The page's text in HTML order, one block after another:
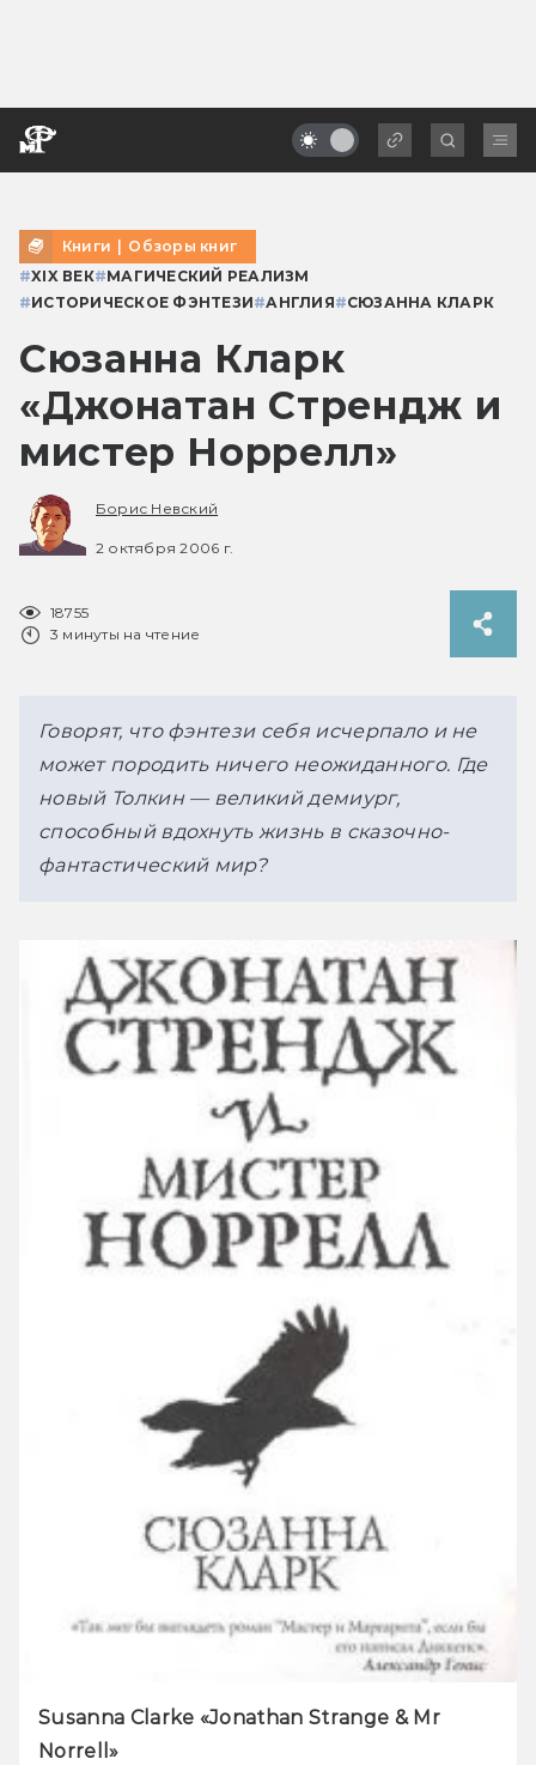
Книги | Обзоры книг
#XIX ВЕК#МАГИЧЕСКИЙ РЕАЛИЗМ
#ИСТОРИЧЕСКОЕ ФЭНТЕЗИ#АНГЛИЯ#СЮЗАННА КЛАРК
Сюзанна Кларк
«Джонатан Стрендж и
мистер Норрелл»
Борис Невский
2 октября 2006 г.
18755
3 минуты на чтение
Говорят, что фэнтези себя исчерпало и не
может породить ничего неожиданного. Где
новый Толкин — великий демиург,
способный вдохнуть жизнь в сказочно-
фантастический мир?
Susanna Clarke «Jonathan Strange & Mr